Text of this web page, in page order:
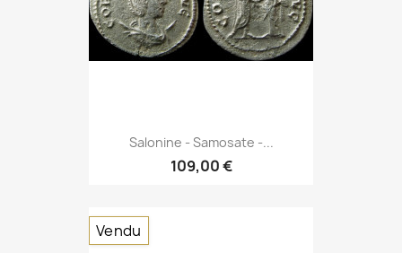
Salonine - Samosate -...
109,00 €
Vendu